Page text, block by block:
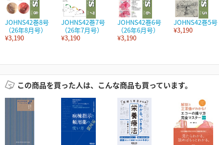
JOHNS42巻8号
（26年8月号）
¥3,190
JOHNS42巻7号
（26年7月号）
¥3,190
JOHNS42巻6号
（26年6月号）
¥3,190
JOHNS42巻5号
¥3,190
この商品を買った人は、こんな商品も買っています。